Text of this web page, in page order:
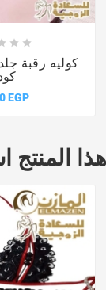

 
كوليه رقبة
كود
EGP
المنتج